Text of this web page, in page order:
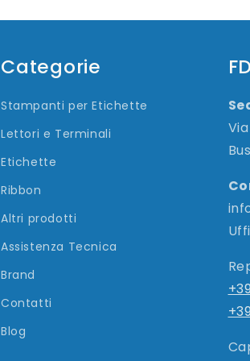
Categorie
Stampanti per Etichette
Lettori e Terminali
Etichette
Ribbon
Altri prodotti
Assistenza Tecnica
Brand
Contatti
Blog